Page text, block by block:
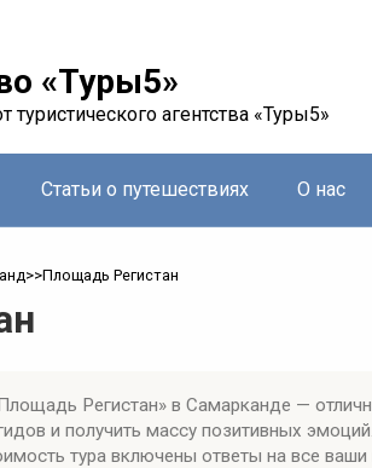
«Туры5»
агентства «Туры5»
Статьи о путешествиях О нас
>>Площадь Регистан
Регистан» в Самарканде —
и получить массу позитивных
тура включены ответы на все